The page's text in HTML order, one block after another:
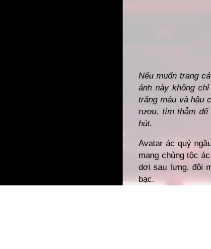
Nếu muốn trang
ảnh này không
trăng máu và hậu
rượu, tím thẫm để
hút.
Avatar ác quỷ
mang chủng tộc
dơi sau lưng, đôi
bạc.